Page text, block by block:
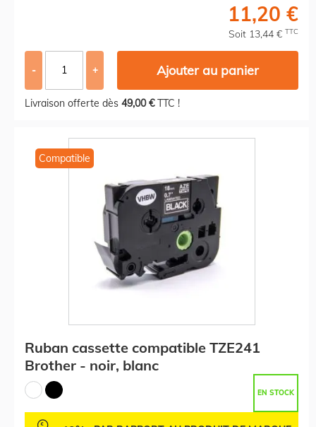
11,20 €
Soit 13,44 € TTC
- + Ajouter au panier
Livraison offerte dès 49,00 €TTC !
Compatible
Ruban cassette compatible TZE241
Brother - noir, blanc
EN STOCK